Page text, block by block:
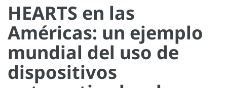
HEARTS en las
Américas: un ejemplo
mundial del uso de
dispositivos